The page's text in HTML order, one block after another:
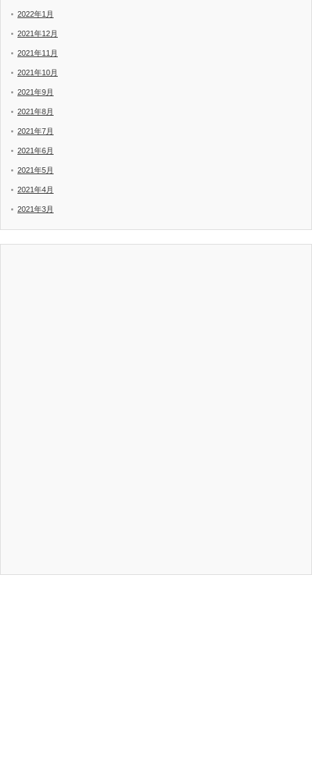
2022年1月
2021年12月
2021年11月
2021年10月
2021年9月
2021年8月
2021年7月
2021年6月
2021年5月
2021年4月
2021年3月